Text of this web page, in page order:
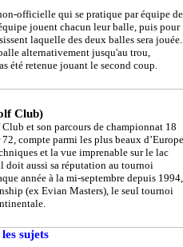
officielle qui se pratique par équipe de
jouent chacun leur balle, puis pour
laquelle des deux balles sera jouée.
alternativement jusqu'au trou,
été retenue jouant le second coup.
Club)
et son parcours de championnat 18
compte parmi les plus beaux
et la vue imprenable sur le lac
doit aussi sa réputation au tournoi
année à la mi-septembre depuis 1994,
(ex Evian Masters), le seul tournoi
les sujets